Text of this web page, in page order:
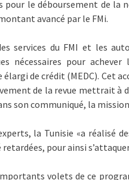
pour le déboursement de la
avancé par le FMi.
des services du FMI et les
nécessaires pour
élargi de crédit (MEDC). Cet
de la revue mettrait
son communiqué, la
la Tunisie «a réalisé
pour ainsi
volets de ce